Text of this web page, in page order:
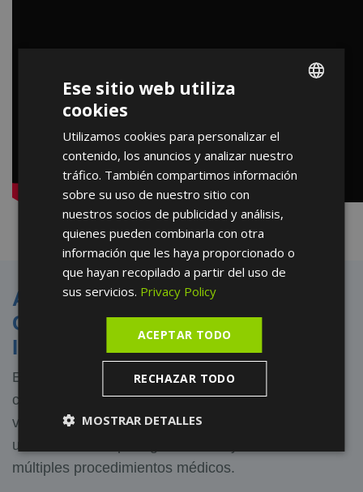
Aplicación del Láser CO2 en
Cirugías: Precisión y Mínima
Invasión
Esta tecnología tiene un papel fundamental en las
cirugías, su capacidad para cortar, coagular y
vaporizar tejidos con gran precisión lo convierte en
un instrumento quirúrgico versátil y eficaz en
múltiples procedimientos médicos.
FRENCH
Ese sitio web utiliza
cookies
Utilizamos cookies para personalizar el
contenido, los anuncios y analizar nuestro
tráfico. También compartimos información
sobre su uso de nuestro sitio con
nuestros socios de publicidad y análisis,
quienes pueden combinarla con otra
información que les haya proporcionado o
que hayan recopilado a partir del uso de
sus servicios. Privacy Policy
ACEPTAR TODO
RECHAZAR TODO
MOSTRAR DETALLES